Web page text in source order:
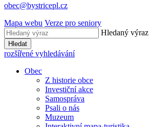
obec@bystricepl.cz
Mapa webu Verze pro seniory
Hledaný výraz
Hledat
rozšířené vyhledávání
Obec
Z historie obce
Investiční akce
Samospráva
Psali o nás
Muzeum